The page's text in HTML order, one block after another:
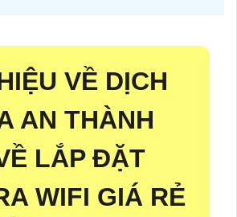
VỀ DỊCH
AN THÀNH
LẮP ĐẶT
WIFI GIÁ RẺ